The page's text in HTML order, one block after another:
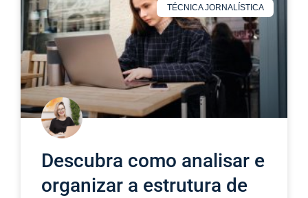
TÉCNICA JORNALÍSTICA
Descubra como analisar e
organizar a estrutura de